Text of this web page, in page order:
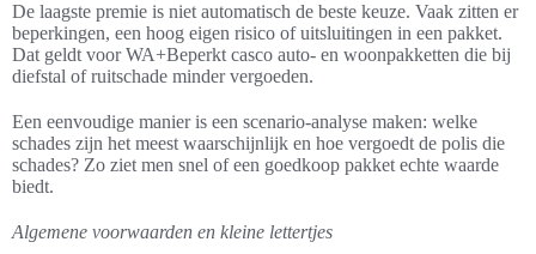
De laagste premie is niet automatisch de beste keuze. Vaak zitten er
beperkingen, een hoog eigen risico of uitsluitingen in een pakket.
Dat geldt voor WA+Beperkt casco auto- en woonpakketten die bij
diefstal of ruitschade minder vergoeden.
Een eenvoudige manier is een scenario-analyse maken: welke
schades zijn het meest waarschijnlijk en hoe vergoedt de polis die
schades? Zo ziet men snel of een goedkoop pakket echte waarde
biedt.
Algemene voorwaarden en kleine lettertjes